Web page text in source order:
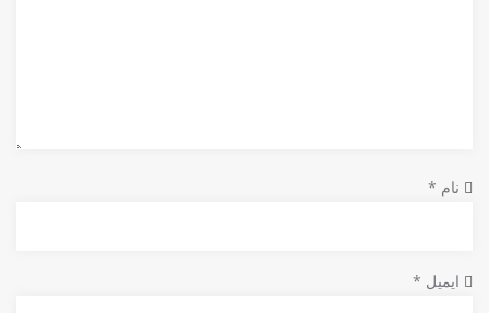
نام *
ایمیل *